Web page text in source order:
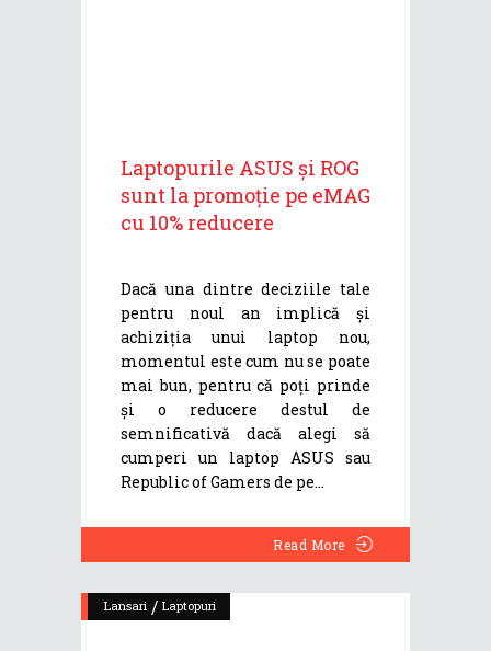
Laptopurile ASUS și ROG
sunt la promoție pe eMAG
cu 10% reducere
Dacă una dintre deciziile tale
pentru noul an implică și
achiziția unui laptop nou,
momentul este cum nu se poate
mai bun, pentru că poți prinde
și o reducere destul de
semnificativă dacă alegi să
cumperi un laptop ASUS sau
Republic of Gamers de pe
Read More
Lansari / Laptopuri